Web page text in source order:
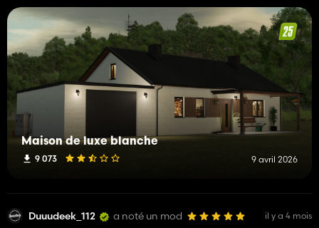
Maison de luxe blanche
9 073 9 avril 2026
Duuudeek_112 a noté un mod il y a 4 mois